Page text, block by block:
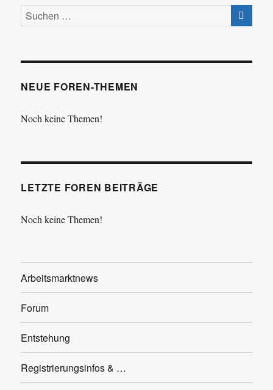
NEUE FOREN-THEMEN
Noch keine Themen!
LETZTE FOREN BEITRÄGE
Noch keine Themen!
Arbeitsmarktnews
Forum
Entstehung
Registrierungsinfos & …